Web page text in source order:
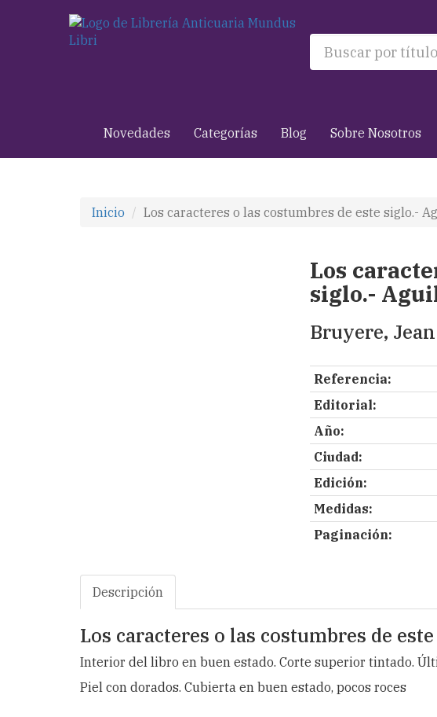
Novedades Categorías Blog Sobre Nosotros
Inicio Los caracteres o las costumbres de este siglo.-
Los
siglo.-
Bruyere, Jean
Referencia:
Editorial:
Año:
Ciudad:
Edición:
Medidas:
Paginación:
Descripción
Los caracteres o las costumbres de
Interior del libro en buen estado. Corte superior tintado.
Piel con dorados. Cubierta en buen estado, pocos roces